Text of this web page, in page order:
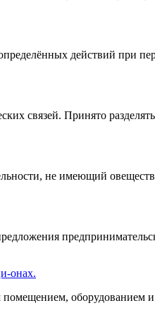
действий при
связей. Принято
не имеющий
онах.
оборудованием